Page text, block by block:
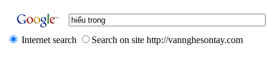
Internet search Search on site http://vannghesontay.com